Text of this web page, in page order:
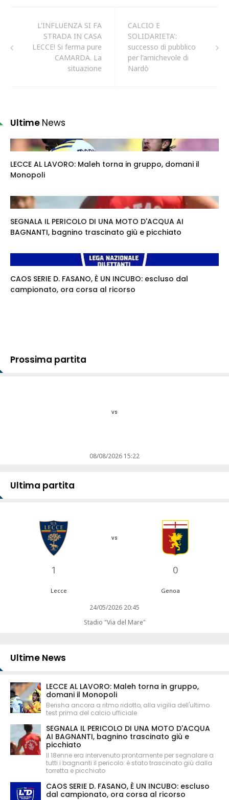
L'INFLUENZA SI FA
STRADA IN CASA
LECCE! Si ferma pure
CAMARDA. La
situazione
CALCIO E
SOLIDARIETA':
successo di pubblico
per l'amichevole di
Nardò
Ultime News
LECCE AL LAVORO: Maleh torna in gruppo, domani il
Monopoli
SEGNALA IL PERICOLO DI UNA MOTO D'ACQUA AI
BAGNANTI, bagnino trascinato giù e picchiato
CAOS SERIE D. FASANO, È UN INCUBO: escluso dal
campionato, ora corsa al ricorso
Prossima partita
vs
08/08/2026 15:22
Ultima partita
1
vs
0
Lecce Genoa
24/05/2026 20:45
Stadio "Via del Mare"
Ultime News
LECCE AL LAVORO: Maleh torna in gruppo,
domani il Monopoli
Berisha ancora a ritmo ridotto, alla vigilia dell'ultimo
test prima del calcio ufficiale
SEGNALA IL PERICOLO DI UNA MOTO D'ACQUA
AI BAGNANTI, bagnino trascinato giù e
picchiato
Il 18enne era intervenuto prontamente per segnalare a
tutti i bagnanti il pericolo: è stato trascinato giù dalla
torretta e picchiato
CAOS SERIE D. FASANO, È UN INCUBO: escluso
dal campionato, ora corsa al ricorso